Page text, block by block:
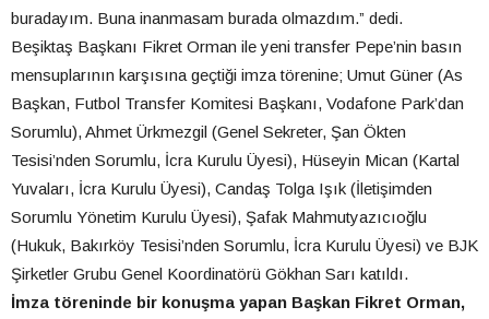
buradayım. Buna inanmasam burada olmazdım.” dedi.
Beşiktaş Başkanı Fikret Orman ile yeni transfer Pepe’nin basın
mensuplarının karşısına geçtiği imza törenine; Umut Güner (As
Başkan, Futbol Transfer Komitesi Başkanı, Vodafone Park’dan
Sorumlu), Ahmet Ürkmezgil (Genel Sekreter, Şan Ökten
Tesisi’nden Sorumlu, İcra Kurulu Üyesi), Hüseyin Mican (Kartal
Yuvaları, İcra Kurulu Üyesi), Candaş Tolga Işık (İletişimden
Sorumlu Yönetim Kurulu Üyesi), Şafak Mahmutyazıcıoğlu
(Hukuk, Bakırköy Tesisi’nden Sorumlu, İcra Kurulu Üyesi) ve BJK
Şirketler Grubu Genel Koordinatörü Gökhan Sarı katıldı.
İmza töreninde bir konuşma yapan Başkan Fikret Orman,